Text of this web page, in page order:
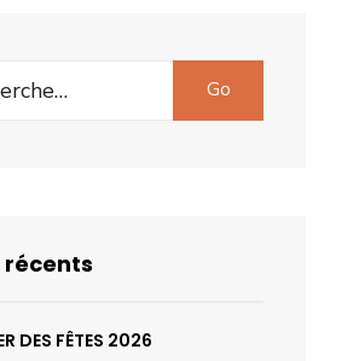
Go
DES FÊTES 2026